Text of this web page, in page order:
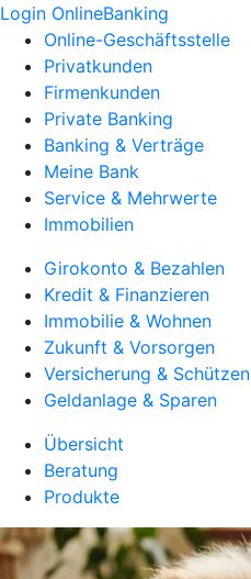
Login OnlineBanking
Online-Geschäftsstelle
Privatkunden
Firmenkunden
Private Banking
Banking & Verträge
Meine Bank
Service & Mehrwerte
Immobilien
Girokonto & Bezahlen
Kredit & Finanzieren
Immobilie & Wohnen
Zukunft & Vorsorgen
Versicherung & Schützen
Geldanlage & Sparen
Übersicht
Beratung
Produkte